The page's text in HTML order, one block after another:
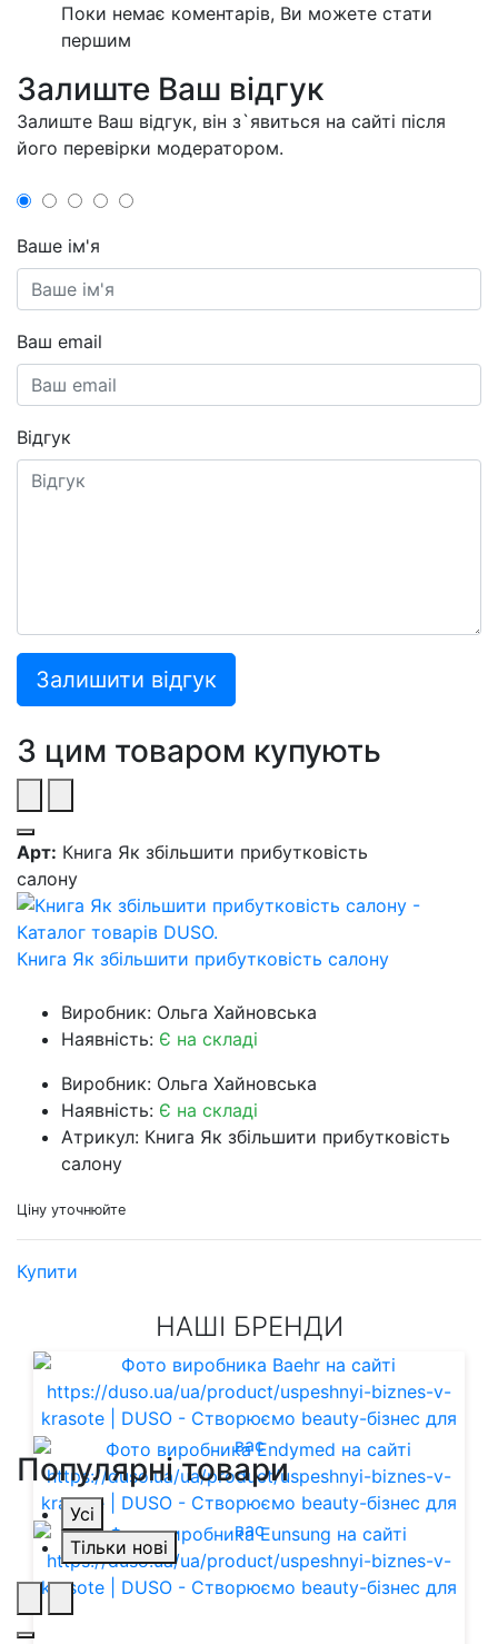
Поки немає коментарів, Ви можете стати
першим
Залиште Ваш відгук
Залиште Ваш відгук, він з`явиться на сайті після
його перевірки модератором.
Ваше ім'я
Ваш email
Відгук
Залишити відгук
З цим товаром купують
Арт: Книга Як збільшити прибутковість
салону
Книга Як збільшити прибутковість салону
Виробник: Ольга Хайновська
Наявність: Є на складі
Виробник: Ольга Хайновська
Наявність: Є на складі
Атрикул: Книга Як збільшити прибутковість
салону
Ціну уточнюйте
Купити
НАШІ БРЕНДИ
Популярні товари
Усі
Тільки нові